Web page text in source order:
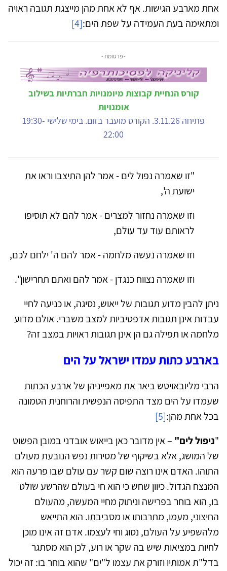
אחת מארבע הגישות. אף לא אחת מהן מייצגת תגובה ראויה
ומתאימה בעת העמידה על שפת הים:[4]
- פרסומת -
קורס הנחיית קבוצות מיומנויות חברתיות בשילוב
אומנויות
פתיחה 3.11.26. הקורס מועבר בזום. בימי שלישי 19:30-
22:00
"זו שאמרה נפול לים - אמר להן התיצבו וראו את
ישועת ה',
וזו שאמרה נחזור למצרים - אמר להם לא תוסיפו
לראותם עוד עד עולם,
וזו שאמרה נעשה מלחמה - אמר להם ה' ילחם לכם,
וזו שאמרה נצווח כנגדן - אמר להם ואתם תחרישון".
ניתן להבין מדוע תגובות של ייאוש, נסיגה, או כניעה לחיי
עבדות אינן תגובות אדפטיביות למצב משברי. אולם מדוע
מלחמה או תפילה גם הן אינן תגובות ראויות במצב זה?
בארבע כתות עמדו ישראל על הים
הרבי מליובאויטש ביאר את מאפייניהן של ארבע הכתות
שעמדו על הים מצד התפיסה הנפשית והרוחנית הטמונה
בכל אחת מהן:[5]
"ניפול לים" – אין מדובר כאן בייאוש אובדני במובן הפשוט
של המושג, אלא בשיקוף של מסירות נפש הנובעת מעולם
התוהו. האדם אינו רוצה שום קשר עם עולם שבו פרעה הוא
המנצח הגדול. כיוון שחש כי הוא חי בעולם שהרשע שולט
בו, הוא בוחר בפרישה וניתוק מחיי המעשה, מהעולם
החיצוני, מעמו, מתרבותו או מסביבתו. הוא התייאש
מלהשפיע על העולם, נסוג וחי לעצמו. אדם זה אינו מוכן
לחיות במציאות שיש בה שקר או רוע, לכן הוא מסתגר
בדל"ת אמותיו וזורק את עצמו ל"ים" שהוא בוחר בו: זה יכול